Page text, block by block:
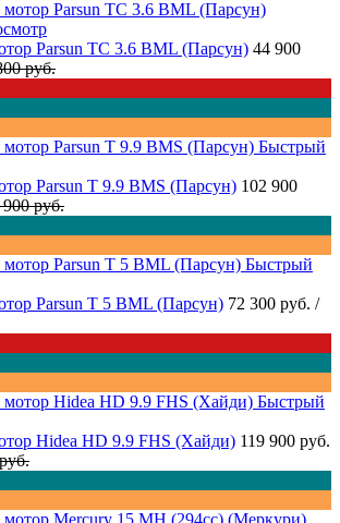
Parsun TC 3.6 BML (Парсун) 44 900
руб.
Быстрый
Parsun T 9.9 BMS (Парсун) 102 900
руб.
Быстрый
Parsun T 5 BML (Парсун) 72 300 руб. /
Быстрый
Hidea HD 9.9 FHS (Хайди) 119 900 руб.